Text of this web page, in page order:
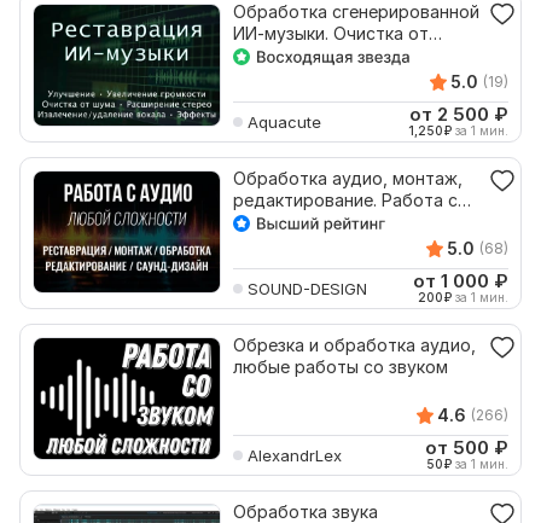
Обработка сгенерированной
ИИ-музыки. Очистка от
шумов, улучшение звука
5.0 (19)
Aquacute от 2 500 ₽
1,250₽ за 1 мин.
Обработка аудио, монтаж,
редактирование. Работа со
звуком. Аудиокниги
5.0 (68)
SOUND-DESIGN от 1 000 ₽
200₽ за 1 мин.
Обрезка и обработка аудио,
любые работы со звуком
4.6 (266)
AlexandrLex от 500 ₽
50₽ за 1 мин.
Обработка звука